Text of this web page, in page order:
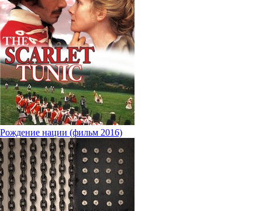
Рождение нации (фильм 2016)